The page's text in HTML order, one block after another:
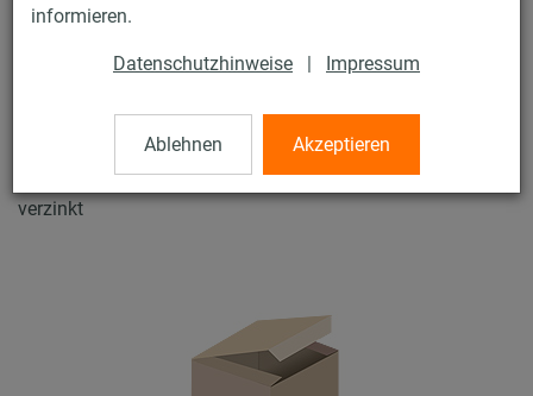
informieren.
Datenschutzhinweise | Impressum
Ablehnen Akzeptieren
Sicherungslasche für
Trägerklammern
verzinkt